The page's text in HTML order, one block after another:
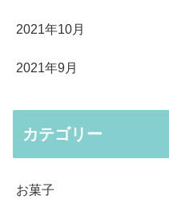
2021年10月
2021年9月
カテゴリー
お菓子